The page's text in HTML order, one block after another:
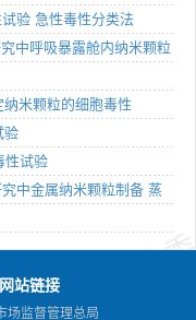
技
验 急性毒性分类法
中呼吸暴露舱内纳米颗粒
米颗粒的细胞毒性
验
性试验
中金属纳米颗粒制备 蒸
站链接
场监督管理总局